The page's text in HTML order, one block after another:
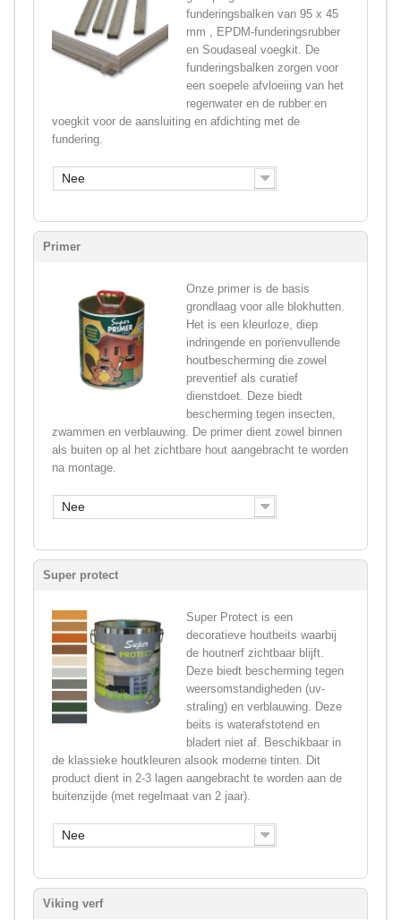
funderingsbalken van 95 x 45
mm , EPDM-funderingsrubber
en Soudaseal voegkit. De
funderingsbalken zorgen voor
een soepele afvloeiing van het
regenwater en de rubber en
voegkit voor de aansluiting en afdichting met de
fundering.
Nee
Primer
Onze primer is de basis
grondlaag voor alle blokhutten.
Het is een kleurloze, diep
indringende en porïenvullende
houtbescherming die zowel
preventief als curatief
dienstdoet. Deze biedt
bescherming tegen insecten,
zwammen en verblauwing. De primer dient zowel binnen
als buiten op al het zichtbare hout aangebracht te worden
na montage.
Nee
Super protect
Super Protect is een
decoratieve houtbeits waarbij
de houtnerf zichtbaar blijft.
Deze biedt bescherming tegen
weersomstandigheden (uv-
straling) en verblauwing. Deze
beits is waterafstotend en
bladert niet af. Beschikbaar in
de klassieke houtkleuren alsook moderne tinten. Dit
product dient in 2-3 lagen aangebracht te worden aan de
buitenzijde (met regelmaat van 2 jaar).
Nee
Viking verf